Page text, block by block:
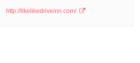
http://likelikedriveinn.com/